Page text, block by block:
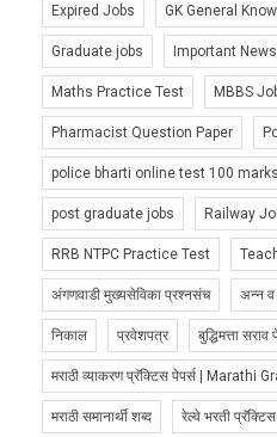
Expired Jobs GK General
Graduate jobs Important News
Maths Practice Test MBBS
Pharmacist Question Paper
police bharti online test 100 marks
post graduate jobs Railway
RRB NTPC Practice Test
अंगणवाडी मुख्यसेविका प्रश्नसंच अन्न व
निकाल प्रवेशपत्र बुद्धिमत्ता सराव
मराठी व्याकरण प्रॅक्टिस पेपर्स | Marathi
मराठी समानार्थी शब्द रेल्वे भरती प्रॅक्टिस